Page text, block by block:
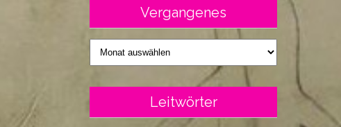
Vergangenes
Vergangenes
Leitwörter